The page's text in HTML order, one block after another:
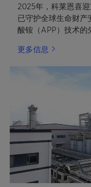
2025年，科莱恩喜
已守护全球生命财产
酸铵（APP）技术的
性复合材料、硬质聚
广泛应用领域的行
莱恩回首来时路，
更多信息